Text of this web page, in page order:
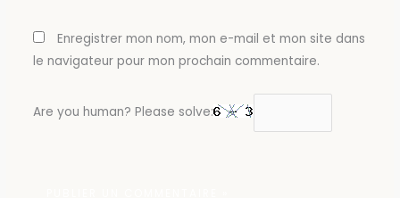
Enregistrer mon nom, mon e-mail et mon site dans
le navigateur pour mon prochain commentaire.
Are you human? Please solve: